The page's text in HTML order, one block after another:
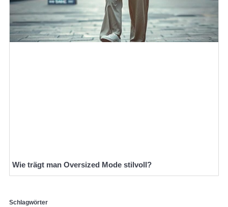
Wie trägt man Oversized Mode stilvoll?
Schlagwörter